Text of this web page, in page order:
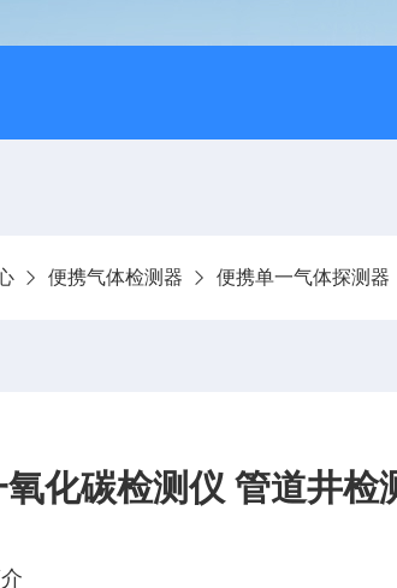
便携气体检测器 便携单一气体探测器
化碳检测仪 管道井检